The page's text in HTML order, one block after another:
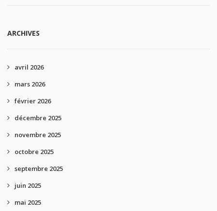
ARCHIVES
avril 2026
mars 2026
février 2026
décembre 2025
novembre 2025
octobre 2025
septembre 2025
juin 2025
mai 2025